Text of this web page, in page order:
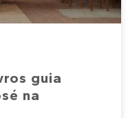
guia
na